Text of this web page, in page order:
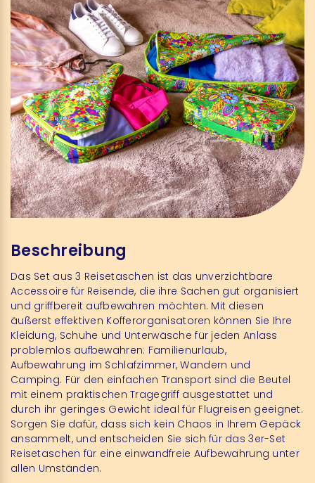
Beschreibung
Das Set aus 3 Reisetaschen ist das unverzichtbare
Accessoire für Reisende, die ihre Sachen gut organisiert
und griffbereit aufbewahren möchten. Mit diesen
äußerst effektiven Kofferorganisatoren können Sie Ihre
Kleidung, Schuhe und Unterwäsche für jeden Anlass
problemlos aufbewahren: Familienurlaub,
Aufbewahrung im Schlafzimmer, Wandern und
Camping. Für den einfachen Transport sind die Beutel
mit einem praktischen Tragegriff ausgestattet und
durch ihr geringes Gewicht ideal für Flugreisen geeignet.
Sorgen Sie dafür, dass sich kein Chaos in Ihrem Gepäck
ansammelt, und entscheiden Sie sich für das 3er-Set
Reisetaschen für eine einwandfreie Aufbewahrung unter
allen Umständen.